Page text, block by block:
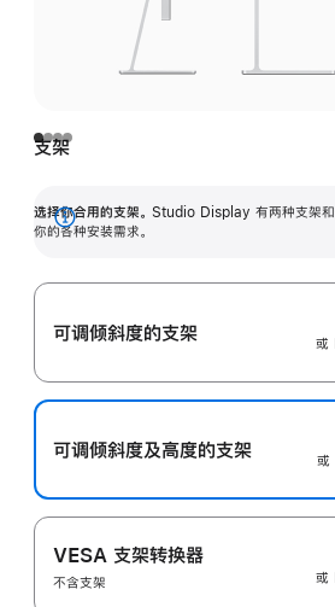
支架
选择你合用的支架。 Studio Display 有两种支架和
你的各种安装需求。
展
可调倾斜度的支架
或
可调倾斜度及高‍度的支‍架
或
VESA 支架转换器
不含支架
或